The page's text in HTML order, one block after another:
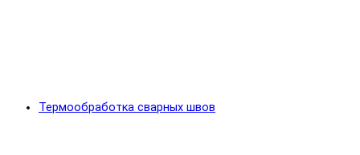
Термообработка сварных швов